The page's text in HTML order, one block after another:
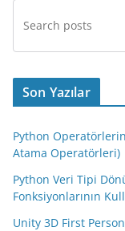
Son Yazılar
Python
Atama Operatörleri)
Python Veri Tipi
Fonksiyonlarının
Unity 3D First